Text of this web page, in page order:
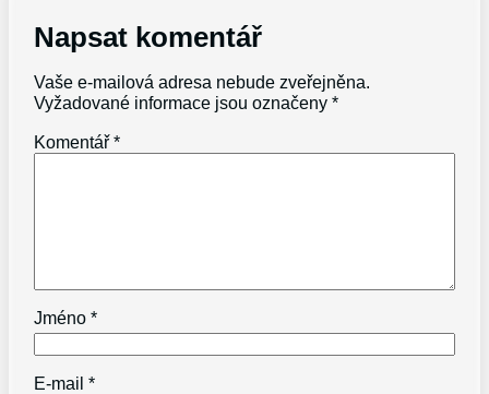
Napsat komentář
Vaše e-mailová adresa nebude zveřejněna.
Vyžadované informace jsou označeny*
Komentář*
Jméno*
E-mail*